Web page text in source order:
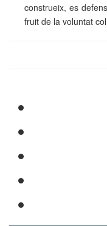
construeix, es
fruit de la voluntat